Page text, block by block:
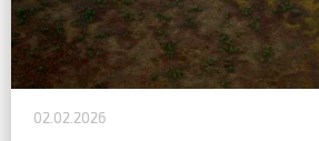
02.02.2026